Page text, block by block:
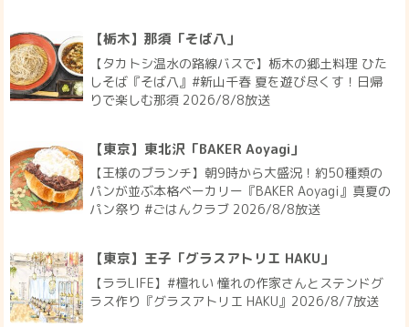
【栃木】那須「そば八」
【タカトシ温水の路線バスで】栃木の郷土料理 ひた
しそば『そば八』#新山千春 夏を遊び尽くす！日帰
りで楽しむ那須 2026/8/8放送
【東京】東北沢「BAKER Aoyagi」
【王様のブランチ】朝9時から大盛況！約50種類の
パンが並ぶ本格ベーカリー『BAKER Aoyagi』真夏の
パン祭り #ごはんクラブ 2026/8/8放送
【東京】王子「グラスアトリエ HAKU」
【ララLIFE】#檀れい 憧れの作家さんとステンドグ
ラス作り『グラスアトリエ HAKU』2026/8/7放送